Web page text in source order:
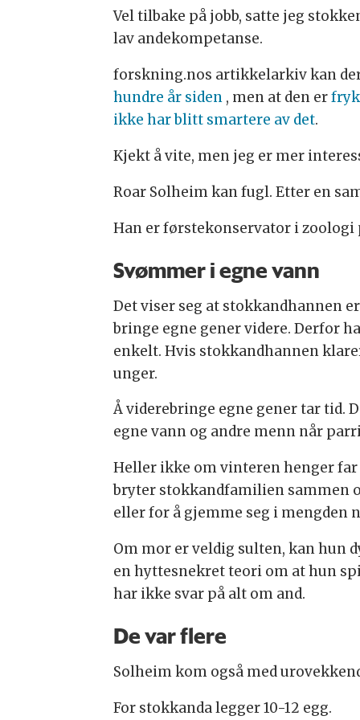
Vel tilbake på jobb, satte jeg
lav andekompetanse.
forskning.nos artikkelarkiv kan
hundre år siden, men at den er
ikke har blitt smartere av det.
Kjekt å vite, men jeg er mer
Roar Solheim kan fugl. Etter en
Han er førstekonservator i zoologi
Svømmer i egne vann
Det viser seg at stokkandhannen
bringe egne gener videre. Derfor
enkelt. Hvis stokkandhannen
unger.
Å viderebringe egne gener tar tid.
egne vann og andre menn når
Heller ikke om vinteren henger
bryter stokkandfamilien sammen
eller for å gjemme seg i mengden
Om mor er veldig sulten, kan hun
en hyttesnekret teori om at hun
har ikke svar på alt om and.
De var flere
Solheim kom også med
For stokkanda legger 10-12 egg.